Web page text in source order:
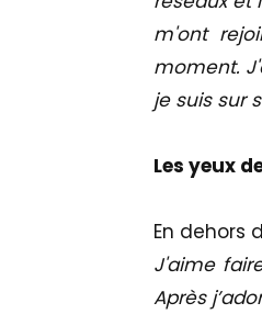
m'ont
moment.
je suis sur
Les yeux
En dehors
J'aime
Après